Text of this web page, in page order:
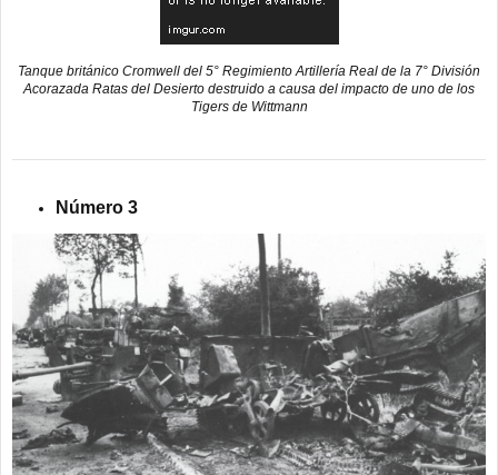
Tanque británico Cromwell del 5° Regimiento Artillería Real de la 7° División
Acorazada Ratas del Desierto destruido a causa del impacto de uno de los
Tigers de Wittmann
Número 3